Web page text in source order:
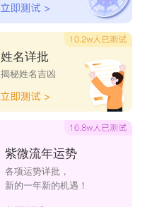
姓名详批
揭秘姓名吉凶
紫微流年运势
各项运势详批，
新的一年新的机遇！